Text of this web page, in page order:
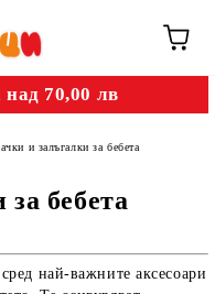
над 70,00 лв
и залъгалки за бебета
бебета
сред най-важните аксесоари